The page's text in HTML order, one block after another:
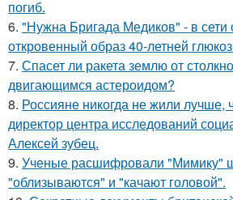
погиб.
6. "Нужна Бригада Медиков" - в сети
откровенный образ 40-летней
7. Спасет ли ракета землю от
двигающимся астероидом?
8. Россияне никогда не жили лучше,
директор центра исследований
Алексей зубец.
9. Ученые расшифровали "Мимику"
"облизываются" и "качают головой".